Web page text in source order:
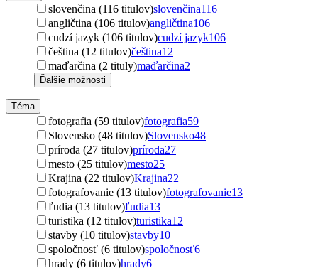
slovenčina (116 titulov)slovenčina116
angličtina (106 titulov)angličtina106
cudzí jazyk (106 titulov)cudzí jazyk106
čeština (12 titulov)čeština12
maďarčina (2 tituly)maďarčina2
Ďalšie možnosti
Téma
fotografia (59 titulov)fotografia59
Slovensko (48 titulov)Slovensko48
príroda (27 titulov)príroda27
mesto (25 titulov)mesto25
Krajina (22 titulov)Krajina22
fotografovanie (13 titulov)fotografovanie13
ľudia (13 titulov)ľudia13
turistika (12 titulov)turistika12
stavby (10 titulov)stavby10
spoločnosť (6 titulov)spoločnosť6
hrady (6 titulov)hrady6